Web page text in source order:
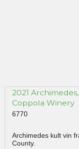
2021
Coppola Winery
6770
Archimedes kult vin
County.